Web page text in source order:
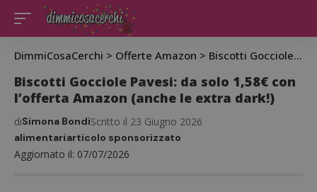
DimmiCosaCerchi > Offerte Amazon > Biscotti Gocciole Pavesi: da solo 1,58€ con l’offerta Amazon (anche le extra dark!)
Biscotti Gocciole Pavesi: da solo 1,58€ con
l’offerta Amazon (anche le extra dark!)
Aggiornato il: 07/07/2026
diSimona BondiScritto il 23 Giugno 2026
alimentariarticolo sponsorizzato